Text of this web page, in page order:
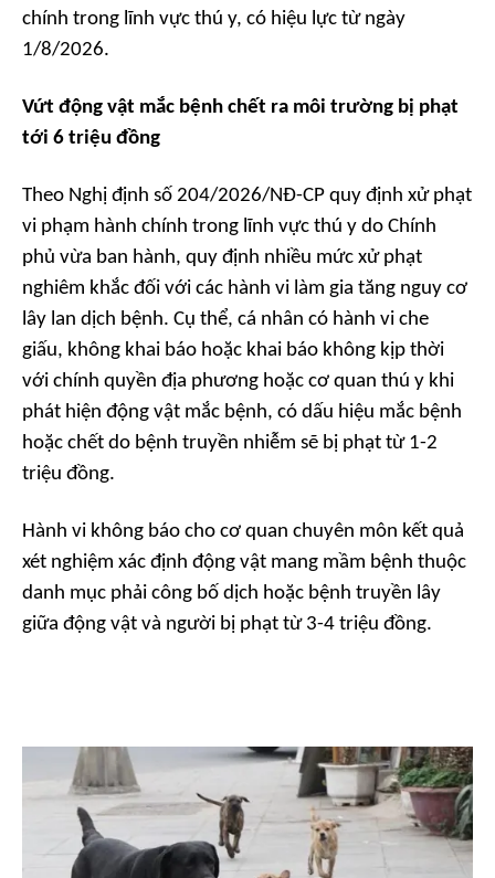
chính trong lĩnh vực thú y, có hiệu lực từ ngày
1/8/2026.
Vứt động vật mắc bệnh chết ra môi trường bị phạt
tới 6 triệu đồng
Theo Nghị định số 204/2026/NĐ-CP quy định xử phạt
vi phạm hành chính trong lĩnh vực thú y do Chính
phủ vừa ban hành, quy định nhiều mức xử phạt
nghiêm khắc đối với các hành vi làm gia tăng nguy cơ
lây lan dịch bệnh. Cụ thể, cá nhân có hành vi che
giấu, không khai báo hoặc khai báo không kịp thời
với chính quyền địa phương hoặc cơ quan thú y khi
phát hiện động vật mắc bệnh, có dấu hiệu mắc bệnh
hoặc chết do bệnh truyền nhiễm sẽ bị phạt từ 1-2
triệu đồng.
Hành vi không báo cho cơ quan chuyên môn kết quả
xét nghiệm xác định động vật mang mầm bệnh thuộc
danh mục phải công bố dịch hoặc bệnh truyền lây
giữa động vật và người bị phạt từ 3-4 triệu đồng.